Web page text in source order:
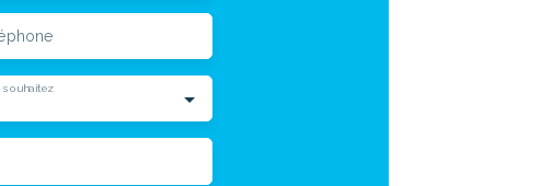
souhaitez